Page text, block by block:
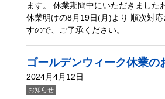
ます。 休業期間中にいただきました
休業明けの8月19日(月)より 順次対応
すので、ご了承ください。
ゴールデンウィーク休業の
2024月4月12日
お知らせ